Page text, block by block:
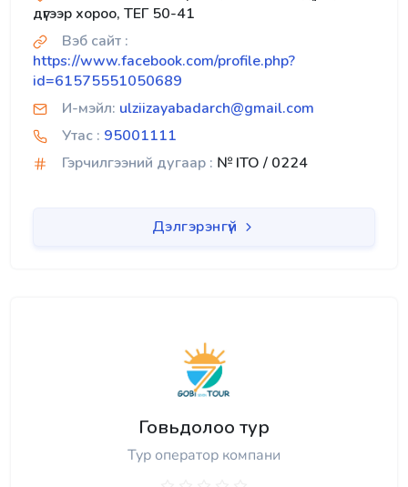
дүгээр хороо, ТЕГ 50-41
Вэб сайт :
https://www.facebook.com/profile.php?
id=61575551050689
И-мэйл: ulziizayabadarch@gmail.com
Утас : 95001111
Гэрчилгээний дугаар : № ITO / 0224
Дэлгэрэнгүй
Говьдолоо тур
Тур оператор компани